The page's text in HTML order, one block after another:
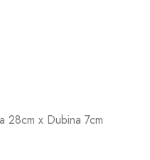
28cm x Dubina 7cm